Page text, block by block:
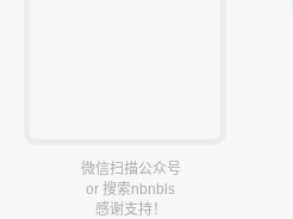
微信扫描公众号
or 搜索nbnbls
感谢支持！